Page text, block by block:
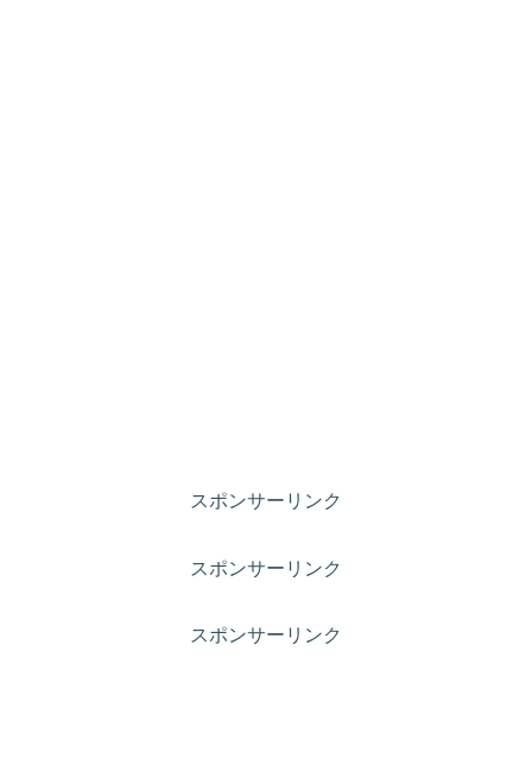
スポンサーリンク
スポンサーリンク
スポンサーリンク